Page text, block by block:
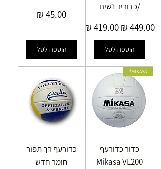
/כדוריד נשים
מחיר רגיל‏449.00 ‏₪ מחיר מבצע‏419.00 ‏₪
הוספה לסל
מחיר
הוספה לסל
MIKASA®
כדור כדורעף
Mikasa VL200
כדורעף רך תפור
חומר חדש